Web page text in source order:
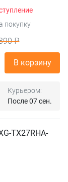
покупку
₽
В корзину
Курьером:
После 07 сен.
TX27RHA-